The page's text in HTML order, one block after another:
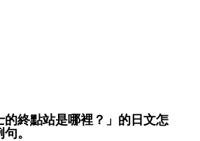
的終點站是哪裡？」的日文怎
。